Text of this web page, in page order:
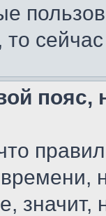
то
пояс,
значит,